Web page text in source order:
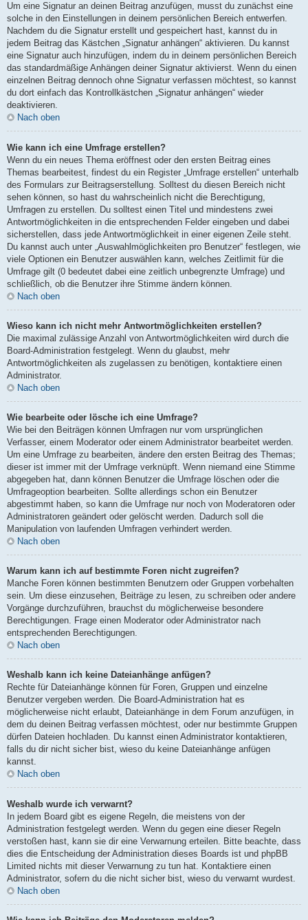
Um eine Signatur an deinen Beitrag anzufügen, musst du zunächst eine
solche in den Einstellungen in deinem persönlichen Bereich entwerfen.
Nachdem du die Signatur erstellt und gespeichert hast, kannst du in
jedem Beitrag das Kästchen „Signatur anhängen“ aktivieren. Du kannst
eine Signatur auch hinzufügen, indem du in deinem persönlichen Bereich
das standardmäßige Anhängen deiner Signatur aktivierst. Wenn du einen
einzelnen Beitrag dennoch ohne Signatur verfassen möchtest, so kannst
du dort einfach das Kontrollkästchen „Signatur anhängen“ wieder
deaktivieren.
Nach oben
Wie kann ich eine Umfrage erstellen?
Wenn du ein neues Thema eröffnest oder den ersten Beitrag eines
Themas bearbeitest, findest du ein Register „Umfrage erstellen“ unterhalb
des Formulars zur Beitragserstellung. Solltest du diesen Bereich nicht
sehen können, so hast du wahrscheinlich nicht die Berechtigung,
Umfragen zu erstellen. Du solltest einen Titel und mindestens zwei
Antwortmöglichkeiten in die entsprechenden Felder eingeben und dabei
sicherstellen, dass jede Antwortmöglichkeit in einer eigenen Zeile steht.
Du kannst auch unter „Auswahlmöglichkeiten pro Benutzer“ festlegen, wie
viele Optionen ein Benutzer auswählen kann, welches Zeitlimit für die
Umfrage gilt (0 bedeutet dabei eine zeitlich unbegrenzte Umfrage) und
schließlich, ob die Benutzer ihre Stimme ändern können.
Nach oben
Wieso kann ich nicht mehr Antwortmöglichkeiten erstellen?
Die maximal zulässige Anzahl von Antwortmöglichkeiten wird durch die
Board-Administration festgelegt. Wenn du glaubst, mehr
Antwortmöglichkeiten als zugelassen zu benötigen, kontaktiere einen
Administrator.
Nach oben
Wie bearbeite oder lösche ich eine Umfrage?
Wie bei den Beiträgen können Umfragen nur vom ursprünglichen
Verfasser, einem Moderator oder einem Administrator bearbeitet werden.
Um eine Umfrage zu bearbeiten, ändere den ersten Beitrag des Themas;
dieser ist immer mit der Umfrage verknüpft. Wenn niemand eine Stimme
abgegeben hat, dann können Benutzer die Umfrage löschen oder die
Umfrageoption bearbeiten. Sollte allerdings schon ein Benutzer
abgestimmt haben, so kann die Umfrage nur noch von Moderatoren oder
Administratoren geändert oder gelöscht werden. Dadurch soll die
Manipulation von laufenden Umfragen verhindert werden.
Nach oben
Warum kann ich auf bestimmte Foren nicht zugreifen?
Manche Foren können bestimmten Benutzern oder Gruppen vorbehalten
sein. Um diese einzusehen, Beiträge zu lesen, zu schreiben oder andere
Vorgänge durchzuführen, brauchst du möglicherweise besondere
Berechtigungen. Frage einen Moderator oder Administrator nach
entsprechenden Berechtigungen.
Nach oben
Weshalb kann ich keine Dateianhänge anfügen?
Rechte für Dateianhänge können für Foren, Gruppen und einzelne
Benutzer vergeben werden. Die Board-Administration hat es
möglicherweise nicht erlaubt, Dateianhänge in dem Forum anzufügen, in
dem du deinen Beitrag verfassen möchtest, oder nur bestimmte Gruppen
dürfen Dateien hochladen. Du kannst einen Administrator kontaktieren,
falls du dir nicht sicher bist, wieso du keine Dateianhänge anfügen
kannst.
Nach oben
Weshalb wurde ich verwarnt?
In jedem Board gibt es eigene Regeln, die meistens von der
Administration festgelegt werden. Wenn du gegen eine dieser Regeln
verstoßen hast, kann sie dir eine Verwarnung erteilen. Bitte beachte, dass
dies die Entscheidung der Administration dieses Boards ist und phpBB
Limited nichts mit dieser Verwarnung zu tun hat. Kontaktiere einen
Administrator, sofern du die nicht sicher bist, wieso du verwarnt wurdest.
Nach oben